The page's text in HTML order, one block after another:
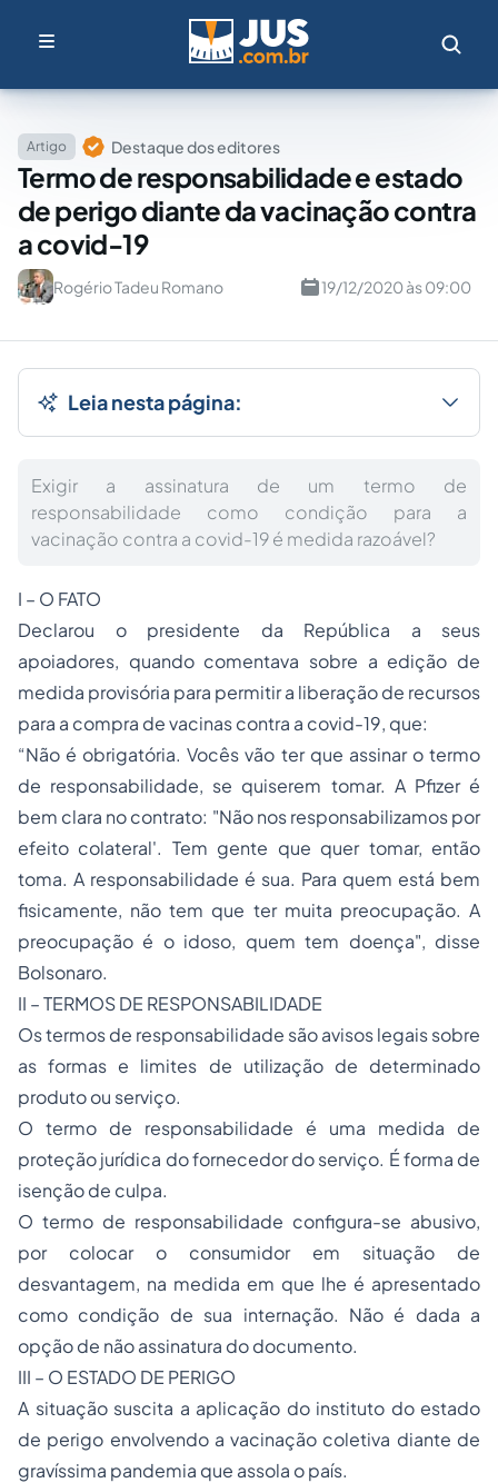
Artigo Destaque dos editores
Termo de responsabilidade e estado
de perigo diante da vacinação contra
a covid-19
Rogério Tadeu Romano 19/12/2020 às 09:00
Leia nesta página:
Exigir a assinatura de um termo de
responsabilidade como condição para a
vacinação contra a covid-19 é medida razoável?
I – O FATO
Declarou o presidente da República a seus
apoiadores, quando comentava sobre a edição de
medida provisória para permitir a liberação de recursos
para a compra de vacinas contra a covid-19, que:
“Não é obrigatória. Vocês vão ter que assinar o termo
de responsabilidade, se quiserem tomar. A Pfizer é
bem clara no contrato: "Não nos responsabilizamos por
efeito colateral'. Tem gente que quer tomar, então
toma. A responsabilidade é sua. Para quem está bem
fisicamente, não tem que ter muita preocupação. A
preocupação é o idoso, quem tem doença", disse
Bolsonaro.
II – TERMOS DE RESPONSABILIDADE
Os termos de responsabilidade são avisos legais sobre
as formas e limites de utilização de determinado
produto ou serviço.
O termo de responsabilidade é uma medida de
proteção jurídica do fornecedor do serviço. É forma de
isenção de culpa.
O termo de responsabilidade configura-se abusivo,
por colocar o consumidor em situação de
desvantagem, na medida em que lhe é apresentado
como condição de sua internação. Não é dada a
opção de não assinatura do documento.
III – O ESTADO DE PERIGO
A situação suscita a aplicação do instituto do estado
de perigo envolvendo a vacinação coletiva diante de
gravíssima pandemia que assola o país.